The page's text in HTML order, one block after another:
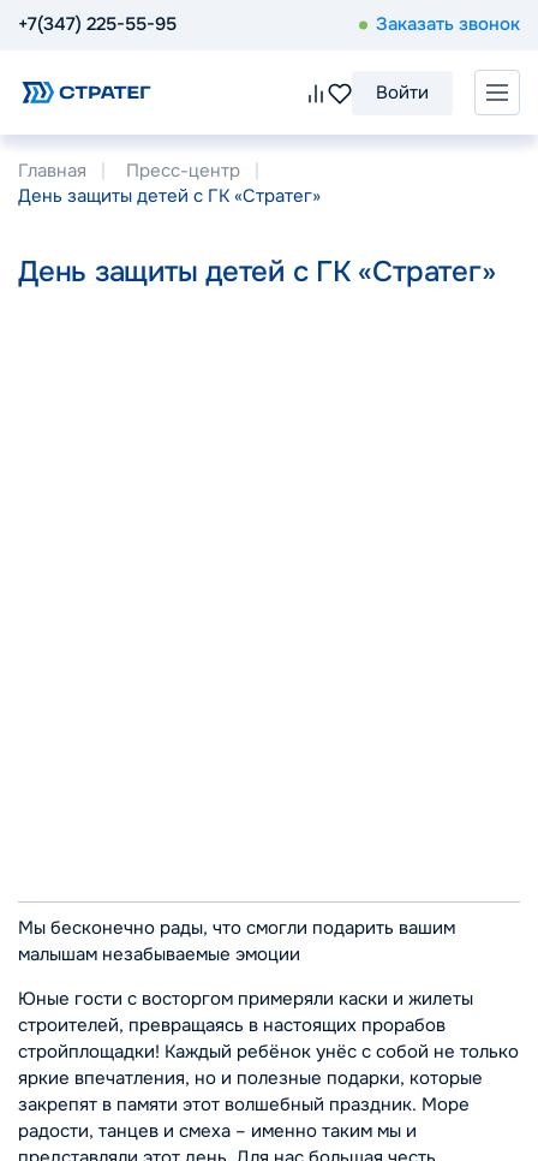
+7(347) 225-55-95 Заказать звонок
Войти
Главная
Пресс-центр
День защиты детей с ГК «Стратег»
День защиты детей с ГК «Стратег»
Мы бесконечно рады, что смогли подарить вашим
малышам незабываемые эмоции
Юные гости с восторгом примеряли каски и жилеты
строителей, превращаясь в настоящих прорабов
стройплощадки! Каждый ребёнок унёс с собой не только
яркие впечатления, но и полезные подарки, которые
закрепят в памяти этот волшебный праздник. Море
радости, танцев и смеха – именно таким мы и